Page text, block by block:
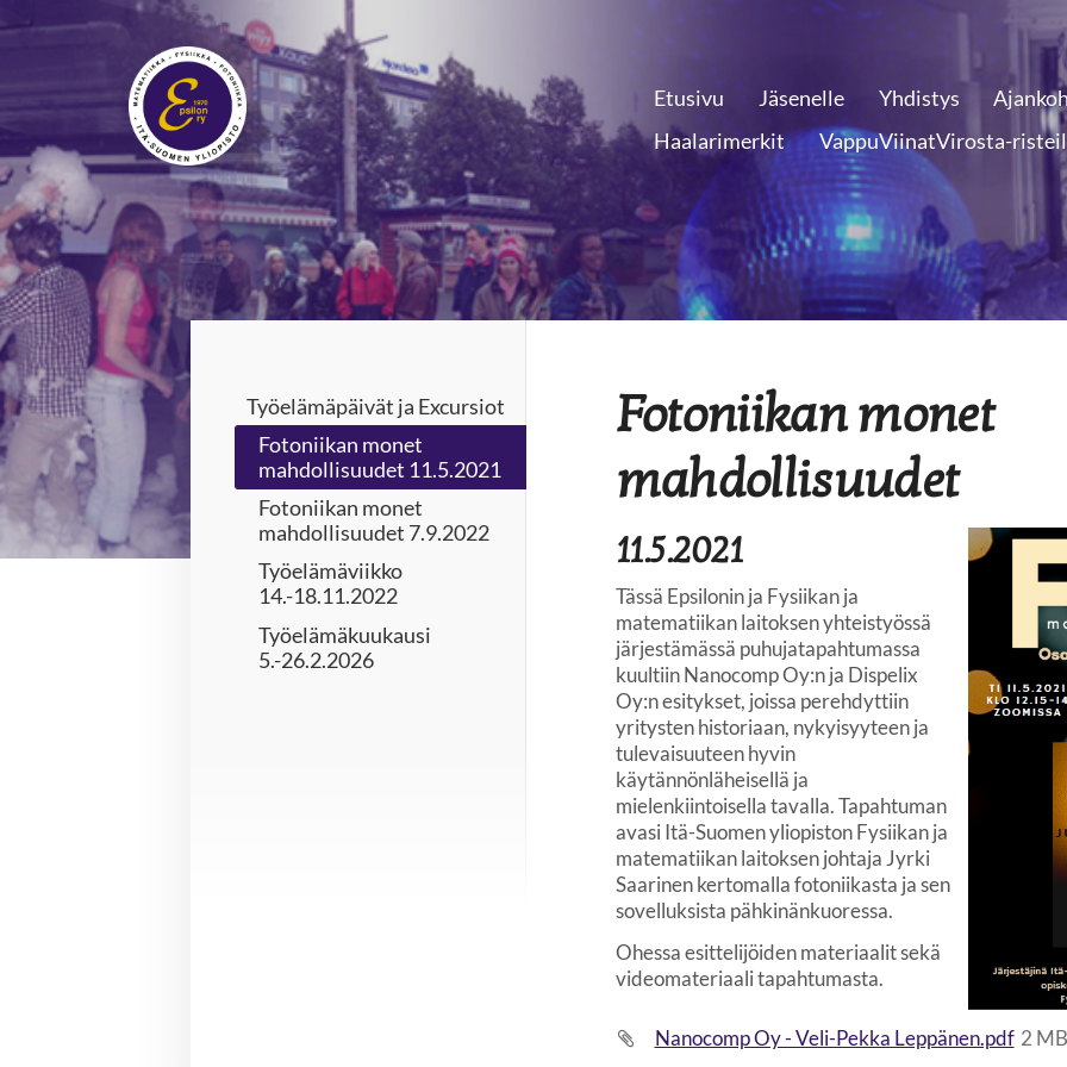
Siirry
Epsilon ry
Etusivu Jäsenelle Yhdistys
Haalarimerkit
VappuViinatVirosta-
Työelämäpäivät ja Excursiot
Fotoniikan monet
mahdollisuudet 11.5.2021
Fotoniikan monet
mahdollisuudet 7.9.2022
Työelämäviikko
14.-18.11.2022
Työelämäkuukausi
5.-26.2.2026
Fotoniikan monet
mahdollisuudet
11.5.2021
Tässä Epsilonin ja Fysiikan ja
matematiikan laitoksen yhteistyössä
järjestämässä puhujatapahtumassa
kuultiin Nanocomp Oy:n ja Dispelix
Oy:n esitykset, joissa perehdyttiin
yritysten historiaan, nykyisyyteen ja
tulevaisuuteen hyvin
käytännönläheisellä ja
mielenkiintoisella tavalla. Tapahtuman
avasi Itä-Suomen yliopiston Fysiikan ja
matematiikan laitoksen johtaja Jyrki
Saarinen kertomalla fotoniikasta ja sen
sovelluksista pähkinänkuoressa.
Ohessa esittelijöiden materiaalit sekä
videomateriaali tapahtumasta.
Nanocomp Oy - Veli-Pekka Leppänen.pdf 2 MB